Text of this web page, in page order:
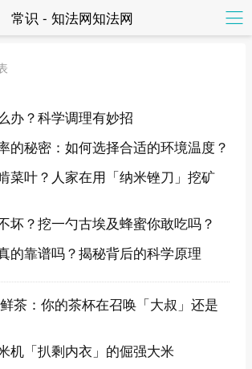
常识 - 知法网知法网
办？科学调理有妙招
的秘密：如何选择合适的环境温度？
菜叶？人家在用「纳米锉刀」挖矿
坏？挖一勺古埃及蜂蜜你敢吃吗？
的靠谱吗？揭秘背后的科学原理
茶：你的茶杯在召唤「大叔」还是
机「扒剩内衣」的倔强大米